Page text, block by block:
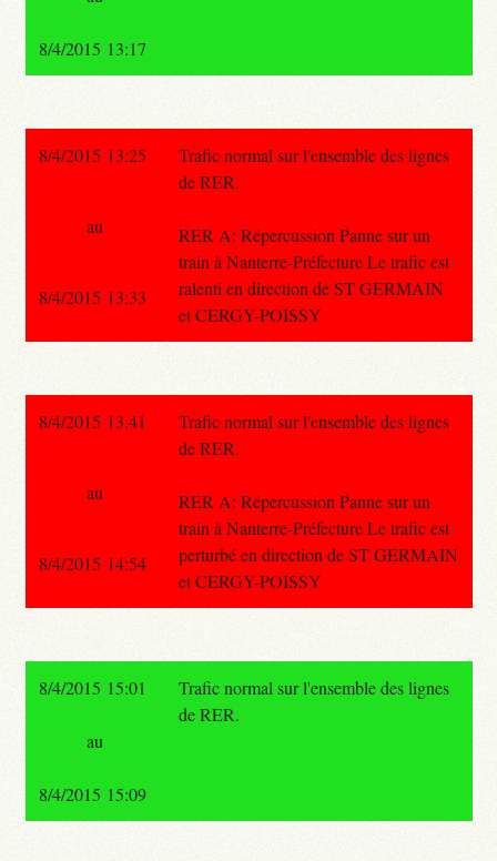
8/4/2015 13:17
8/4/2015 13:25
Trafic normal sur l'ensemble des lignes
de RER.
RER A: Répercussion Panne sur un
train à Nanterre-Préfecture Le trafic est
ralenti en direction de ST GERMAIN
et CERGY-POISSY
au
8/4/2015 13:33
8/4/2015 13:41
Trafic normal sur l'ensemble des lignes
de RER.
RER A: Répercussion Panne sur un
train à Nanterre-Préfecture Le trafic est
perturbé en direction de ST GERMAIN
et CERGY-POISSY
au
8/4/2015 14:54
8/4/2015 15:01
Trafic normal sur l'ensemble des lignes
de RER.
au
8/4/2015 15:09